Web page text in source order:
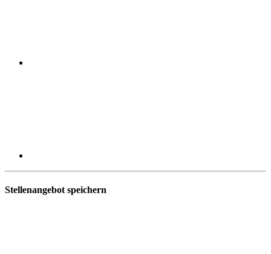
Stellenangebot speichern